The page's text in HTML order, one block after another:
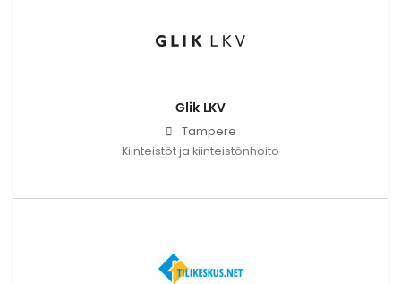
Glik LKV
Tampere
Kiinteistöt ja kiinteistönhoito